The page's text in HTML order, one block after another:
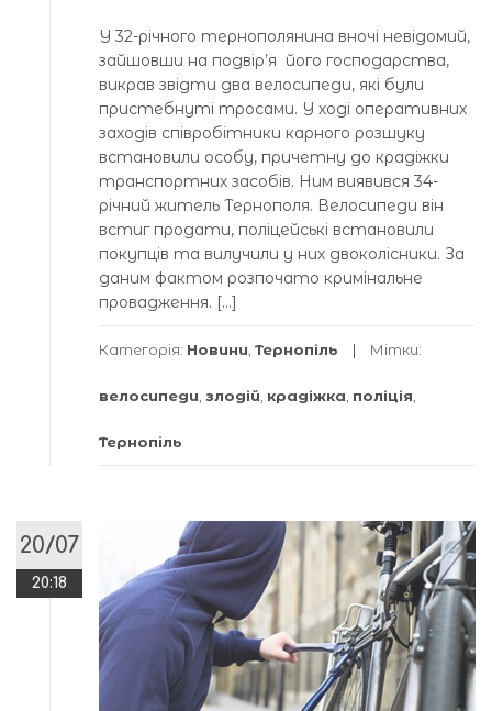
У 32-річного тернополянина вночі невідомий,
зайшовши на подвір’я його господарства,
викрав звідти два велосипеди, які були
пристебнуті тросами. У ході оперативних
заходів співробітники карного розшуку
встановили особу, причетну до крадіжки
транспортних засобів. Ним виявився 34-
річний житель Тернополя. Велосипеди він
встиг продати, поліцейські встановили
покупців та вилучили у них двоколісники. За
даним фактом розпочато кримінальне
провадження. […]
Категорія: Новини Тернопіль Мітки:
велосипеди злодій крадіжка поліція
Тернопіль
20/07
20:18